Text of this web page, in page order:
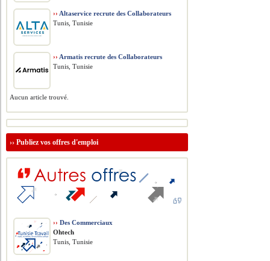
›› Altaservice recrute des Collaborateurs
Tunis, Tunisie
›› Armatis recrute des Collaborateurs
Tunis, Tunisie
Aucun article trouvé.
››Publiez vos offres d'emploi
›› Des Commerciaux
Ohtech
Tunis, Tunisie